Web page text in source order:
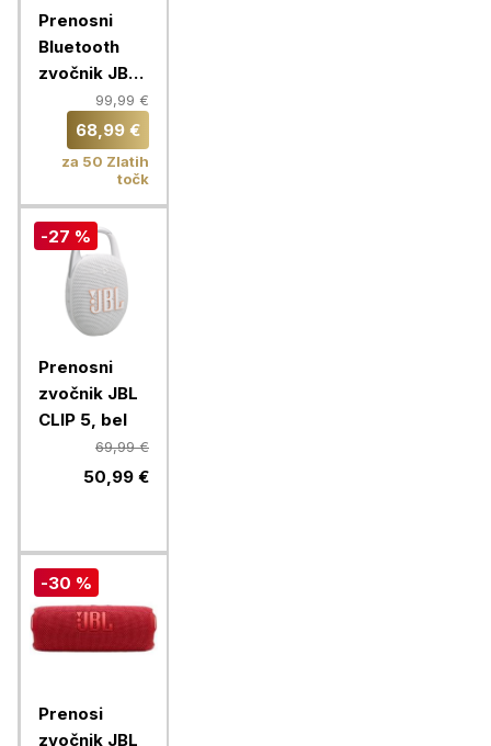
Prenosni
Bluetooth
zvočnik JBL
Grip, white
99,99 €
68,99 €
za 50 Zlatih
točk
-27 %
Prenosni
zvočnik JBL
CLIP 5, bel
69,99 €
50,99 €
-30 %
Prenosi
zvočnik JBL